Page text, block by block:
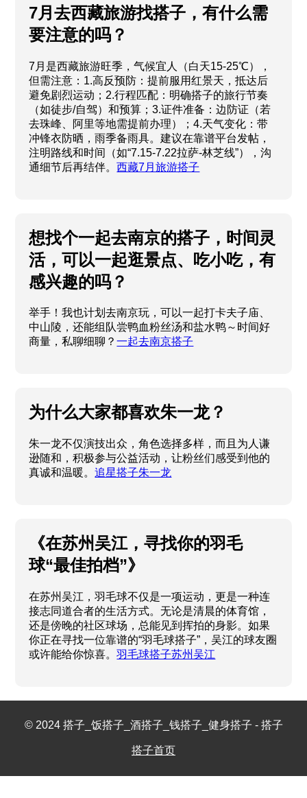
7月去西藏旅游找搭子，有什么需
要注意的吗？
7月是西藏旅游旺季，气候宜人（白天15-25℃），
但需注意：1.高反预防：提前服用红景天，抵达后
避免剧烈运动；2.行程匹配：明确搭子的旅行节奏
（如徒步/自驾）和预算；3.证件准备：边防证（若
去珠峰、阿里等地需提前办理）；4.天气变化：带
冲锋衣防晒，雨季备雨具。建议在靠谱平台发帖，
注明路线和时间（如“7.15-7.22拉萨-林芝线”），沟
通细节后再结伴。西藏7月旅游搭子
想找个一起去南京的搭子，时间灵
活，可以一起逛景点、吃小吃，有
感兴趣的吗？
举手！我也计划去南京玩，可以一起打卡夫子庙、
中山陵，还能组队尝鸭血粉丝汤和盐水鸭～时间好
商量，私聊细聊？一起去南京搭子
为什么大家都喜欢朱一龙？
朱一龙不仅演技出众，角色选择多样，而且为人谦
逊随和，积极参与公益活动，让粉丝们感受到他的
真诚和温暖。追星搭子朱一龙
《在苏州吴江，寻找你的羽毛
球“最佳拍档”》
在苏州吴江，羽毛球不仅是一项运动，更是一种连
接志同道合者的生活方式。无论是清晨的体育馆，
还是傍晚的社区球场，总能见到挥拍的身影。如果
你正在寻找一位靠谱的“羽毛球搭子”，吴江的球友圈
或许能给你惊喜。羽毛球搭子苏州吴江
© 2024 搭子_饭搭子_酒搭子_钱搭子_健身搭子 - 搭子
搭子首页